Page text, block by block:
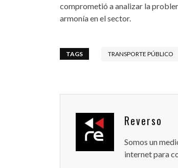
comprometió a analizar la
armonía en el sector.
TAGS TRANSPORTE PÚBLICO
Reverso
Somos un
internet para